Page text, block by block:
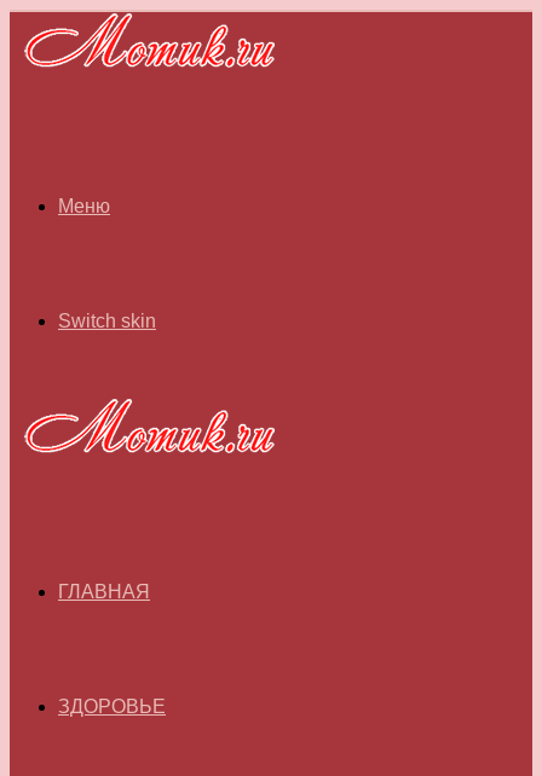
Меню
Switch skin
ГЛАВНАЯ
ЗДОРОВЬЕ